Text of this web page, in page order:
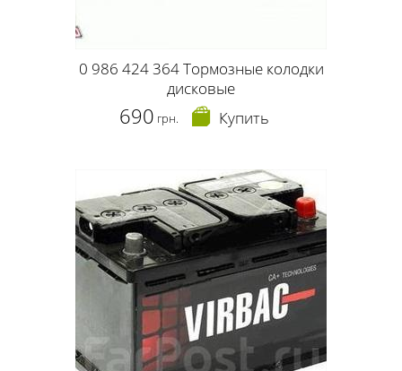
0 986 424 364 Тормозные колодки
дисковые
690 грн. Купить